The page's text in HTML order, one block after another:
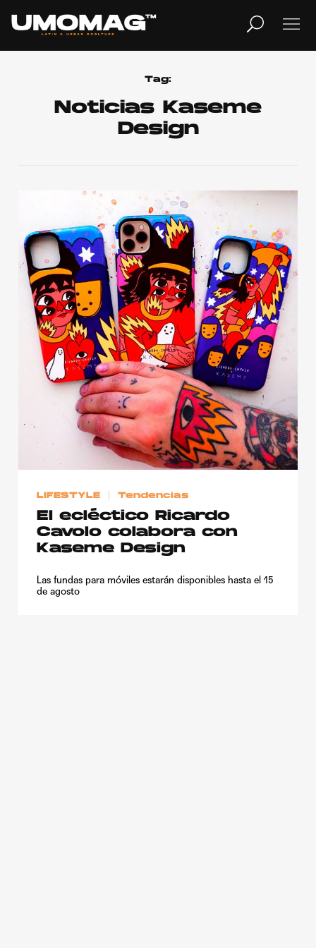
TV
Home
Cover Story
Publicidad
Contacto
Aviso Legal
© 2015-2022 UMOMAG. PROPIEDAD DE UMO agency. TODOS LOS
DERECHOS RESERVADOS.
Tag:
Noticias Kaseme
Design
LIFESTYLE Tendencias
El ecléctico Ricardo
Cavolo colabora con
Kaseme Design
Las fundas para móviles estarán disponibles hasta el 15
de agosto